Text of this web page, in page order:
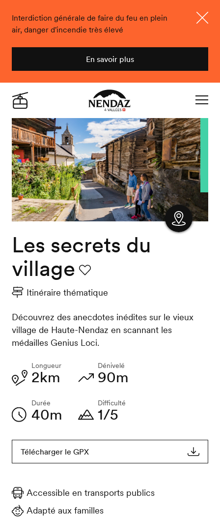
Interdiction générale de faire du feu en plein
air, danger d'incendie très élevé
En savoir plus
Nendaz
Live
Les secrets du
village
Itinéraire thématique
Découvrez des anecdotes inédites sur le vieux
village de Haute-Nendaz en scannant les
médailles Genius Loci.
Longueur
2km
Durée
40m
Dénivelé
90m
Difficulté
1/5
Télécharger le GPX
Accessible en transports publics
Adapté aux familles